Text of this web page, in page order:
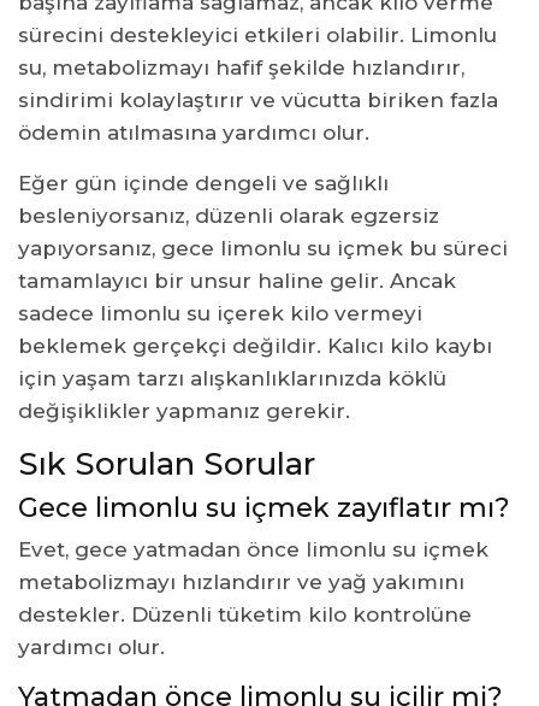
sürecini destekleyici etkileri olabilir. Limonlu
su, metabolizmayı hafif şekilde hızlandırır,
sindirimi kolaylaştırır ve vücutta biriken fazla
ödemin atılmasına yardımcı olur.
Eğer gün içinde dengeli ve sağlıklı
besleniyorsanız, düzenli olarak egzersiz
yapıyorsanız, gece limonlu su içmek bu süreci
tamamlayıcı bir unsur haline gelir. Ancak
sadece limonlu su içerek kilo vermeyi
beklemek gerçekçi değildir. Kalıcı kilo kaybı
için yaşam tarzı alışkanlıklarınızda köklü
değişiklikler yapmanız gerekir.
Sık Sorulan Sorular
Gece limonlu su içmek zayıflatır mı?
Evet, gece yatmadan önce limonlu su içmek
metabolizmayı hızlandırır ve yağ yakımını
destekler. Düzenli tüketim kilo kontrolüne
yardımcı olur.
Yatmadan önce limonlu su içilir mi?